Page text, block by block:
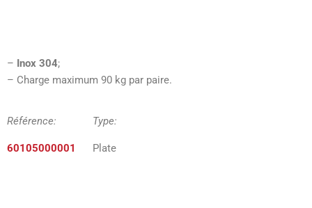
– Inox 304;
– Charge maximum 90 kg par paire.
Référence: Type:
60105000001 Plate